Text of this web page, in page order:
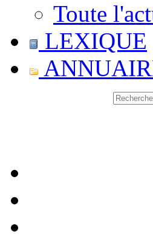
Toute
LEXIQUE